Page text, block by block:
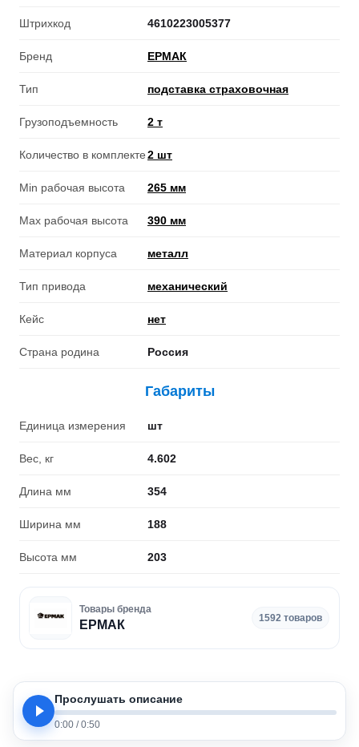
Штрихкод 4610223005377
Бренд ЕРМАК
Тип подставка страховочная
Грузоподъемность 2 т
Количество в комплекте2 шт
Min рабочая высота 265 мм
Max рабочая высота 390 мм
Материал корпуса металл
Тип привода механический
Кейс нет
Страна родина Россия
Габариты
Единица измерения шт
Вес, кг 4.602
Длина мм 354
Ширина мм 188
Высота мм 203
Товары бренда
ЕРМАК
1592 товаров
Прослушать описание
0:00 / 0:50